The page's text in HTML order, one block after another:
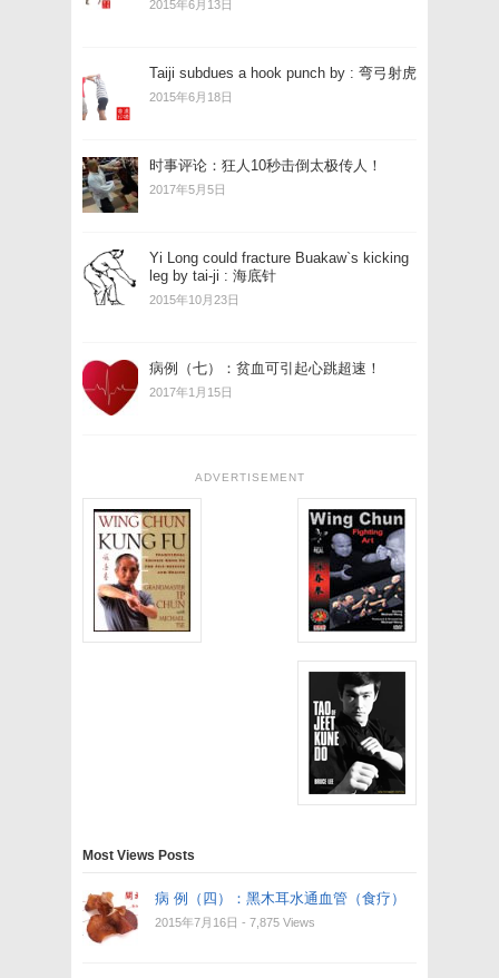
2015年6月13日
Taiji subdues a hook punch by : 弯弓射虎
2015年6月18日
时事评论：狂人10秒击倒太极传人！
2017年5月5日
Yi Long could fracture Buakaw`s kicking
leg by tai-ji : 海底针
2015年10月23日
病例（七）：贫血可引起心跳超速！
2017年1月15日
ADVERTISEMENT
Most Views Posts
病 例（四）：黑木耳水通血管（食疗）
2015年7月16日 - 7,875 Views